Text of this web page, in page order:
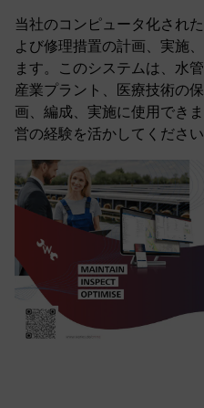
当社のコンピュータ化され
よび修理措置の計画、実施
ます。このシステムは、水
産業プラント、医療技術の
画、編成、実施に使用でき
営の経験を活かしてください